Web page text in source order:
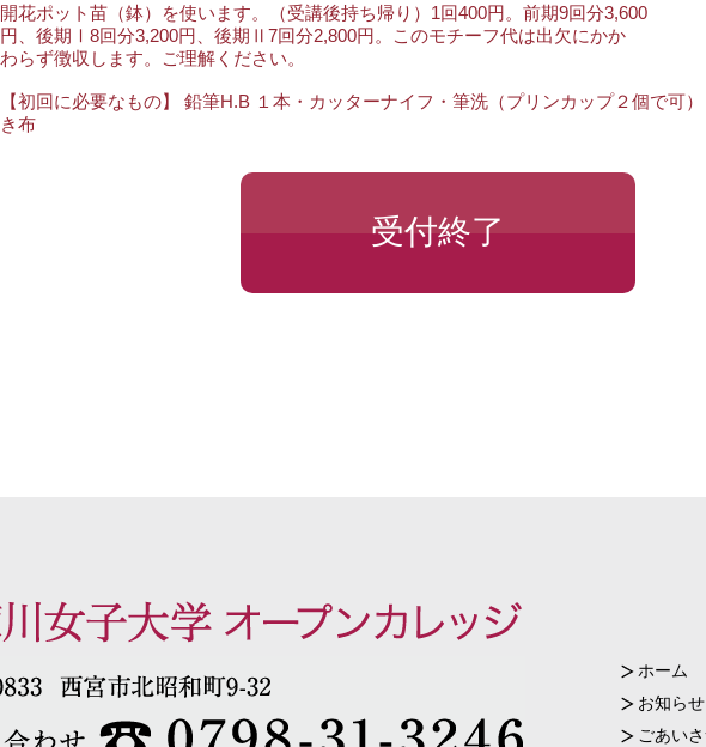
開花ポット苗（鉢）を使います。（受講後持ち帰り）1回400円。前期9回分3,600
円、後期Ⅰ8回分3,200円、後期Ⅱ7回分2,800円。このモチーフ代は出欠にかか
わらず徴収します。ご理解ください。
【初回に必要なもの】 鉛筆H.B １本・カッターナイフ・筆洗（プリンカップ２個で可
き布
受付終了
ホーム
お知らせ
ごあい